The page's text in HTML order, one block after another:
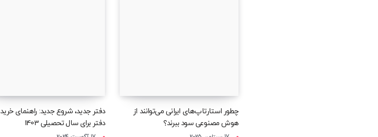
چطور استارتاپ‌های ایرانی می‌توانند از
هوش مصنوعی سود ببرند؟
دفتر جدید، شروع جدید: راهنمای خرید
دفتر برای سال تحصیلی 1403